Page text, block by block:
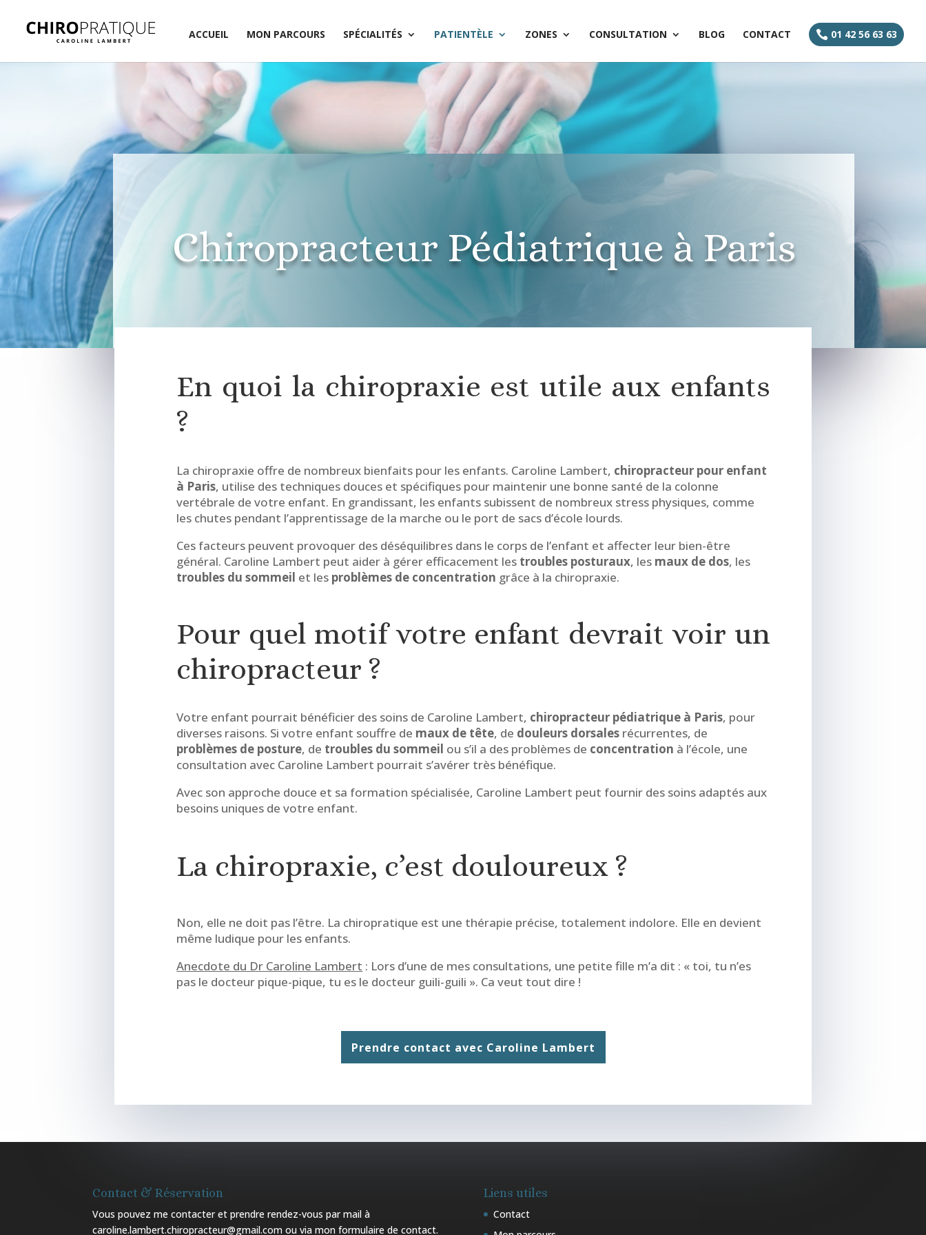
ACCUEIL MON PARCOURS SPÉCIALITÉS PATIENTÈLE ZONES CONSULTATION BLOG CONTACT  01 42 56 63 63
Chiropracteur Pédiatrique à Paris
En quoi la chiropraxie est utile aux enfants
?
La chiropraxie offre de nombreux bienfaits pour les enfants. Caroline Lambert, chiropracteur pour enfant
à Paris, utilise des techniques douces et spécifiques pour maintenir une bonne santé de la colonne
vertébrale de votre enfant. En grandissant, les enfants subissent de nombreux stress physiques, comme
les chutes pendant l’apprentissage de la marche ou le port de sacs d’école lourds.
Ces facteurs peuvent provoquer des déséquilibres dans le corps de l’enfant et affecter leur bien-être
général. Caroline Lambert peut aider à gérer efficacement les troubles posturaux, les maux de dos, les
troubles du sommeil et les problèmes de concentration grâce à la chiropraxie.
Pour quel motif votre enfant devrait voir un
chiropracteur ?
Votre enfant pourrait bénéficier des soins de Caroline Lambert, chiropracteur pédiatrique à Paris, pour
diverses raisons. Si votre enfant souffre de maux de tête, de douleurs dorsales récurrentes, de
problèmes de posture, de troubles du sommeil ou s’il a des problèmes de concentration à l’école, une
consultation avec Caroline Lambert pourrait s’avérer très bénéfique.
Avec son approche douce et sa formation spécialisée, Caroline Lambert peut fournir des soins adaptés aux
besoins uniques de votre enfant.
La chiropraxie, c’est douloureux ?
Non, elle ne doit pas l’être. La chiropratique est une thérapie précise, totalement indolore. Elle en devient
même ludique pour les enfants.
Anecdote du Dr Caroline Lambert : Lors d’une de mes consultations, une petite fille m’a dit : « toi, tu n’es
pas le docteur pique-pique, tu es le docteur guili-guili ». Ca veut tout dire !
Prendre contact avec Caroline Lambert
Contact & Réservation
Vous pouvez me contacter et prendre rendez-vous par mail à
caroline.lambert.chiropracteur@gmail.com ou via monformulaire de contact.
Liens utiles
Contact